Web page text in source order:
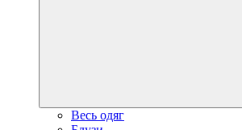
Весь одяг